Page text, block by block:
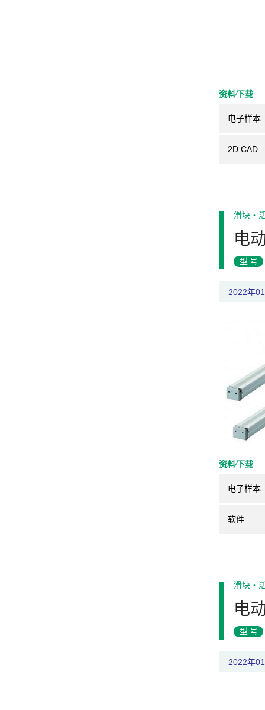
资料⁄下载
电子样本
2D CAD
滑块・
电
型号
2022年
资料⁄下载
电子样本
软件
滑块・
电
型号
2022年